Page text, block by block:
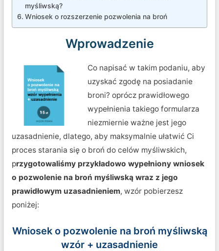
myśliwską?
Wniosek o rozszerzenie pozwolenia na broń
Wprowadzenie
Co napisać w takim podaniu, aby
uzyskać zgodę na posiadanie
broni? oprócz prawidłowego
wypełnienia takiego formularza
niezmiernie ważne jest jego
uzasadnienie, dlatego, aby maksymalnie ułatwić Ci
proces starania się o broń do celów myśliwskich,
przygotowaliśmy przykładowo wypełniony wniosek
o pozwolenie na broń myśliwską wraz z jego
prawidłowym uzasadnieniem, wzór pobierzesz
poniżej:
Wniosek o pozwolenie na broń myśliwską
wzór + uzasadnienie